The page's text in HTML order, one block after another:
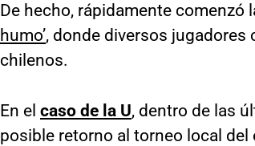
De hecho, rápidamente comenzó
humo’, donde diversos jugadores
chilenos.
En el caso de la U, dentro de las
posible retorno al torneo local del